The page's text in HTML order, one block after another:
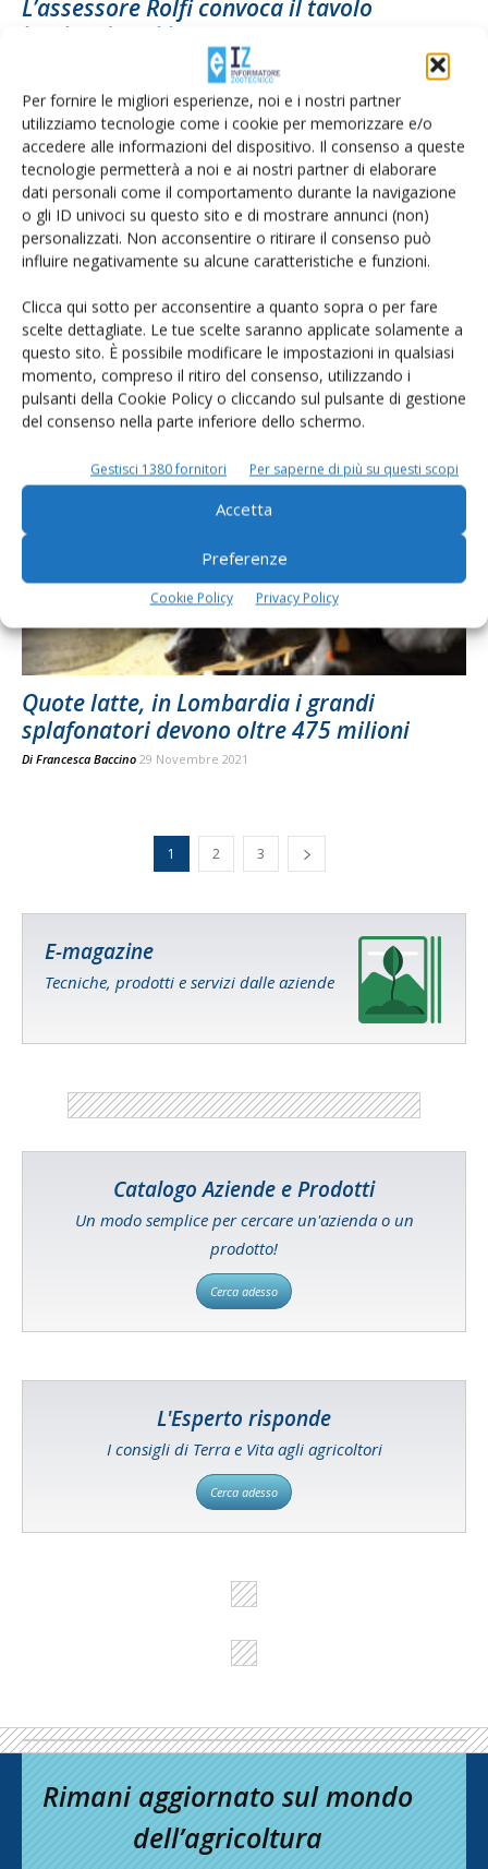
Per fornire le migliori esperienze, noi e i nostri partner
utilizziamo tecnologie come i cookie per memorizzare e/o
accedere alle informazioni del dispositivo. Il consenso a queste
tecnologie permetterà a noi e ai nostri partner di elaborare
dati personali come il comportamento durante la navigazione
o gli ID univoci su questo sito e di mostrare annunci (non)
personalizzati. Non acconsentire o ritirare il consenso può
influire negativamente su alcune caratteristiche e funzioni.
Clicca qui sotto per acconsentire a quanto sopra o per fare
scelte dettagliate. Le tue scelte saranno applicate solamente a
questo sito. È possibile modificare le impostazioni in qualsiasi
momento, compreso il ritiro del consenso, utilizzando i
pulsanti della Cookie Policy o cliccando sul pulsante di gestione
del consenso nella parte inferiore dello schermo.
Gestisci 1380 fornitori Per saperne di più su questi scopi
Accetta
Preferenze
Cookie Policy Privacy Policy
L’assessore Rolfi convoca il tavolo
lombardo sul latte
10 Febbraio 2022
L’influenza aviaria sta correndo anche in
Lombardia
Di Francesca Baccino 14 Dicembre 2021
Quote latte, in Lombardia i grandi
splafonatori devono oltre 475 milioni
Di Francesca Baccino 29 Novembre 2021
1 2 3
E-magazine
Tecniche, prodotti e servizi dalle aziende
Catalogo Aziende e Prodotti
Un modo semplice per cercare un'azienda o un
prodotto!
Cerca adesso
L'Esperto risponde
I consigli di Terra e Vita agli agricoltori
Cerca adesso
Rimani aggiornato sul mondo
dell’agricoltura